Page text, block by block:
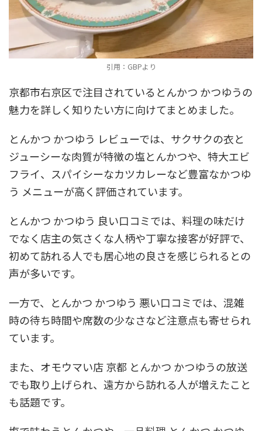
引用：GBPより
京都市右京区で注目されているとんかつ かつゆうの
魅力を詳しく知りたい方に向けてまとめました。
とんかつ かつゆう レビューでは、サクサクの衣と
ジューシーな肉質が特徴の塩とんかつや、特大エビ
フライ、スパイシーなカツカレーなど豊富なかつゆ
う メニューが高く評価されています。
とんかつ かつゆう 良い口コミでは、料理の味だけ
でなく店主の気さくな人柄や丁寧な接客が好評で、
初めて訪れる人でも居心地の良さを感じられるとの
声が多いです。
一方で、とんかつ かつゆう 悪い口コミでは、混雑
時の待ち時間や席数の少なさなど注意点も寄せられ
ています。
また、オモウマい店 京都 とんかつ かつゆうの放送
でも取り上げられ、遠方から訪れる人が増えたこと
も話題です。